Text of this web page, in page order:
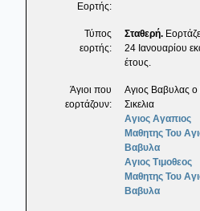
Εορτής:
Τύπος
εορτής:
Σταθερή.
24 Ιανουαρίου
έτους.
Άγιοι που
εορτάζουν:
Αγιος Βαβυλας ο
Σικελια
Αγιος Αγαπιος
Μαθητης Του
Βαβυλα
Αγιος Τιμοθεος
Μαθητης Του
Βαβυλα